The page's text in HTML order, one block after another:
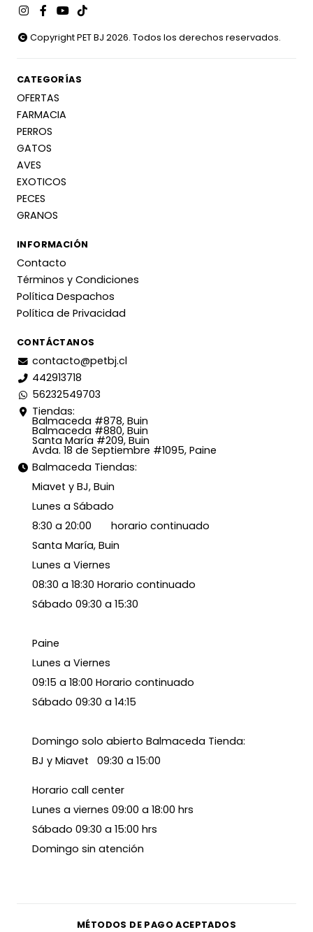
Copyright PET BJ 2026. Todos los derechos reservados.
CATEGORÍAS
OFERTAS
FARMACIA
PERROS
GATOS
AVES
EXOTICOS
PECES
GRANOS
INFORMACIÓN
Contacto
Términos y Condiciones
Política Despachos
Política de Privacidad
CONTÁCTANOS
contacto@petbj.cl
442913718
56232549703
Tiendas:
Balmaceda #878, Buin
Balmaceda #880, Buin
Santa María #209, Buin
Avda. 18 de Septiembre #1095, Paine
Balmaceda Tiendas:
Miavet y BJ, Buin
Lunes a Sábado
8:30 a 20:00 horario continuado
Santa María, Buin
Lunes a Viernes
08:30 a 18:30 Horario continuado
Sábado 09:30 a 15:30
Paine
Lunes a Viernes
09:15 a 18:00 Horario continuado
Sábado 09:30 a 14:15
Domingo solo abierto Balmaceda Tienda:
BJ y Miavet 09:30 a 15:00
Horario call center
Lunes a viernes 09:00 a 18:00 hrs
Sábado 09:30 a 15:00 hrs
Domingo sin atención
MÉTODOS DE PAGO ACEPTADOS